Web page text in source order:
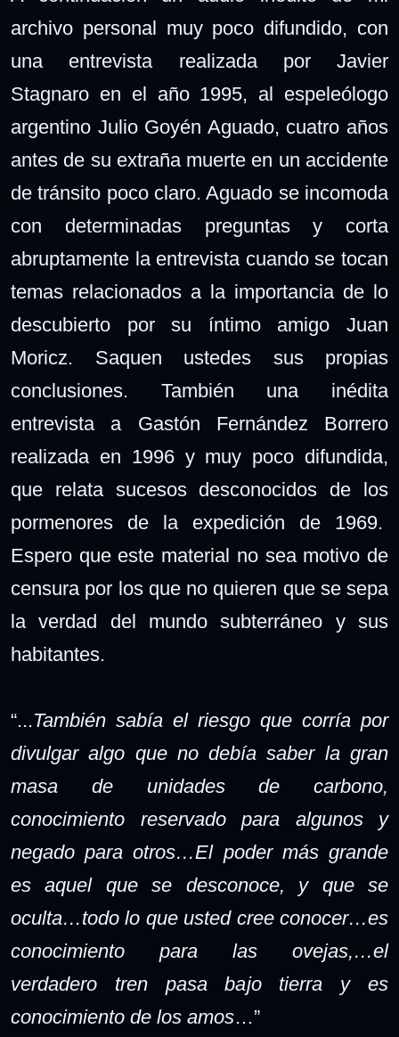
archivo personal muy poco difundido, con
una entrevista realizada por Javier
Stagnaro en el año 1995, al espeleólogo
argentino Julio Goyén Aguado, cuatro años
antes de su extraña muerte en un accidente
de tránsito poco claro. Aguado se incomoda
con determinadas preguntas y corta
abruptamente la entrevista cuando se tocan
temas relacionados a la importancia de lo
descubierto por su íntimo amigo Juan
Moricz. Saquen ustedes sus propias
conclusiones. También una inédita
entrevista a Gastón Fernández Borrero
realizada en 1996 y muy poco difundida,
que relata sucesos desconocidos de los
pormenores de la expedición de 1969.
Espero que este material no sea motivo de
censura por los que no quieren que se sepa
la verdad del mundo subterráneo y sus
habitantes.
“...También sabía el riesgo que corría por
divulgar algo que no debía saber la gran
masa de unidades de carbono,
conocimiento reservado para algunos y
negado para otros…El poder más grande
es aquel que se desconoce, y que se
oculta…todo lo que usted cree conocer…es
conocimiento para las ovejas,…el
verdadero tren pasa bajo tierra y es
conocimiento de los amos…”